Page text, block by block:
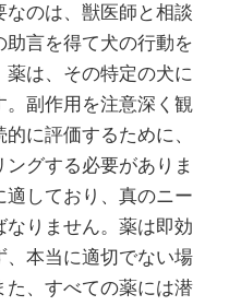
のは、獣医師と相談
言を得て犬の行動を
は、その特定の犬に
副作用を注意深く観
に評価するために、
グする必要がありま
しており、真のニー
なりません。薬は即効
本当に適切でない場
、すべての薬には潜